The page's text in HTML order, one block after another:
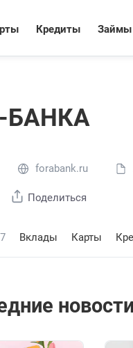
Кредиты Займы
БАНКА
forabank.ru
Поделиться
Вклады Карты
новости